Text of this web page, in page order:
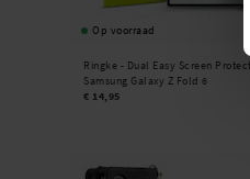
Op voorraad
Ringke - Dual Easy Screen
Samsung Galaxy Z Fold 6
€ 14,95